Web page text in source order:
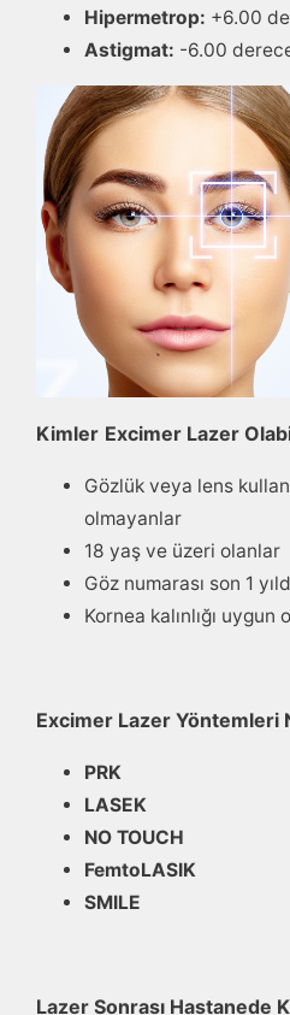
Hipermetrop: +6.00
Astigmat: -6.00
Kimler Excimer Lazer
Gözlük veya lens
olmayanlar
18 yaş ve üzeri olanlar
Göz numarası son 1
Kornea kalınlığı uygun
Excimer Lazer Yöntemleri
PRK
LASEK
NO TOUCH
FemtoLASIK
SMILE
Lazer Sonrası Hastanede